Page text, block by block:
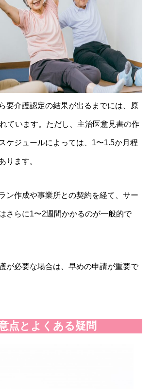
要介護認定の結果が出るまでには、原
ています。ただし、主治医意見書の作
ケジュールによっては、1〜1.5か月程
ります。
ン作成や事業所との契約を経て、サー
さらに1〜2週間かかるのが一般的で
が必要な場合は、早めの申請が重要で
点とよくある疑問